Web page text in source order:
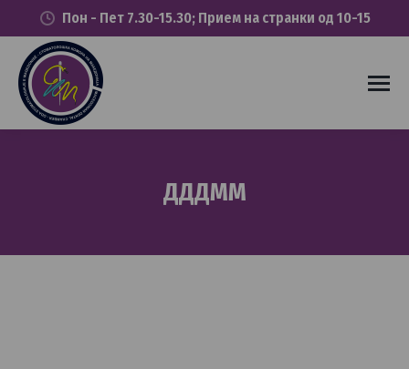
Пон - Пет 7.30-15.30; Прием на странки од 10-15
ДДДММ